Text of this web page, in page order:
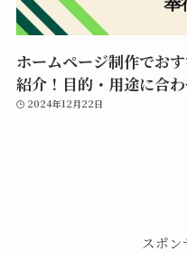
ホームページ制作でお
紹介！目的・用途に合
2024年12月22日
スポン